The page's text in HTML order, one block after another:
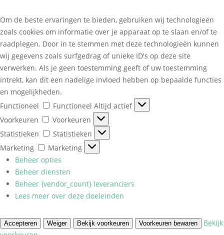
Om de beste ervaringen te bieden, gebruiken wij technologieën
zoals cookies om informatie over je apparaat op te slaan en/of te
raadplegen. Door in te stemmen met deze technologieën kunnen
wij gegevens zoals surfgedrag of unieke ID's op deze site
verwerken. Als je geen toestemming geeft of uw toestemming
intrekt, kan dit een nadelige invloed hebben op bepaalde functies
en mogelijkheden.
Functioneel
Functioneel Altijd actief
Voorkeuren
Voorkeuren
Statistieken
Statistieken
Marketing
Marketing
Beheer opties
Beheer diensten
Beheer {vendor_count} leveranciers
Lees meer over deze doeleinden
Accepteren Weiger Bekijk voorkeuren Voorkeuren bewaren
Bekijk